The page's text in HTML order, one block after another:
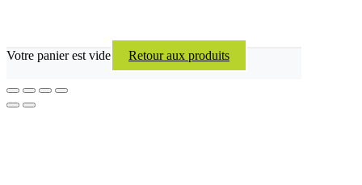
Votre panier est vide Retour aux produits